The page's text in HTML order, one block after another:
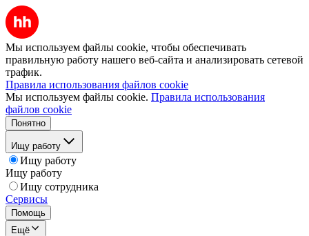
Мы используем файлы cookie, чтобы обеспечивать
правильную работу нашего веб-сайта и анализировать сетевой
трафик.
Правила использования файлов cookie
Мы используем файлы cookie. Правила использования
файлов cookie
Понятно
Ищу работу
Ищу работу
Ищу работу
Ищу сотрудника
Сервисы
Помощь
Ещё